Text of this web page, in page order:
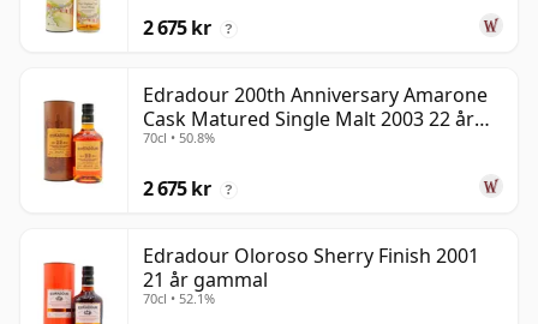
2 675 kr ?
Edradour 200th Anniversary Amarone
Cask Matured Single Malt 2003 22 år
gammal
70cl • 50.8%
2 675 kr ?
Edradour Oloroso Sherry Finish 2001
21 år gammal
70cl • 52.1%